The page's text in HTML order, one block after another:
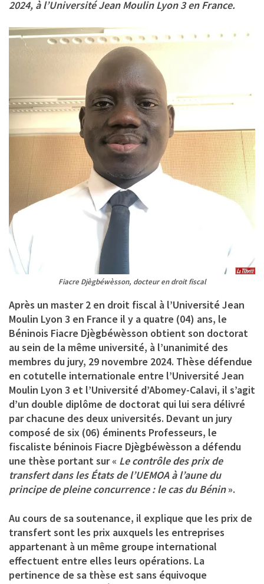
2024, à l’Université Jean Moulin Lyon 3 en France.
Fiacre Djègbéwèsson, docteur en droit fiscal
Après un master 2 en droit fiscal à l’Université Jean
Moulin Lyon 3 en France il y a quatre (04) ans, le
Béninois Fiacre Djègbéwèsson obtient son doctorat
au sein de la même université, à l’unanimité des
membres du jury, 29 novembre 2024. Thèse défendue
en cotutelle internationale entre l’Université Jean
Moulin Lyon 3 et l’Université d’Abomey-Calavi, il s’agit
d’un double diplôme de doctorat qui lui sera délivré
par chacune des deux universités. Devant un jury
composé de six (06) éminents Professeurs, le
fiscaliste béninois Fiacre Djègbéwèsson a défendu
une thèse portant sur « Le contrôle des prix de
transfert dans les États de l’UEMOA à l’aune du
principe de pleine concurrence : le cas du Bénin».
Au cours de sa soutenance, il explique que les prix de
transfert sont les prix auxquels les entreprises
appartenant à un même groupe international
effectuent entre elles leurs opérations. La
pertinence de sa thèse est sans équivoque